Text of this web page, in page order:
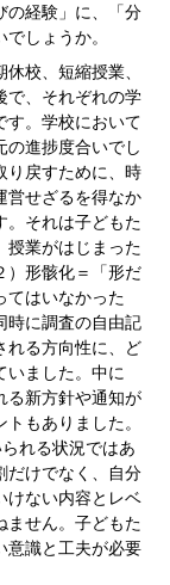
の経験」に、「分
しょうか。
校、短縮授業、
で、それぞれの学
す。学校において
の進捗度合いでし
り戻すために、時
営せざるを得なか
。それは子どもた
授業がはじまった
）形骸化＝「形だ
てはいなかった
時に調査の自由記
れる方向性に、ど
いました。中に
る新方針や通知が
もありました。
れる状況ではあ
だけでなく、自分
けない内容とレベ
ません。子どもた
意識と工夫が必要